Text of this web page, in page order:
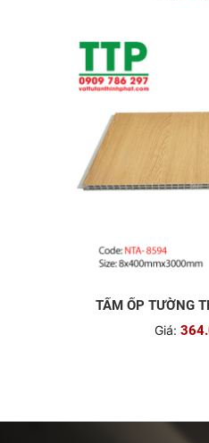
TẤM ỐP TƯỜNG
Giá: